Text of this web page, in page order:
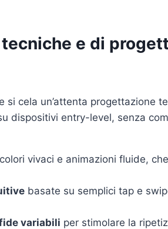
e di
si cela un’attenta progettazione
dispositivi entry-level, senza
vivaci e animazioni fluide,
basate su semplici tap e
variabili per stimolare la